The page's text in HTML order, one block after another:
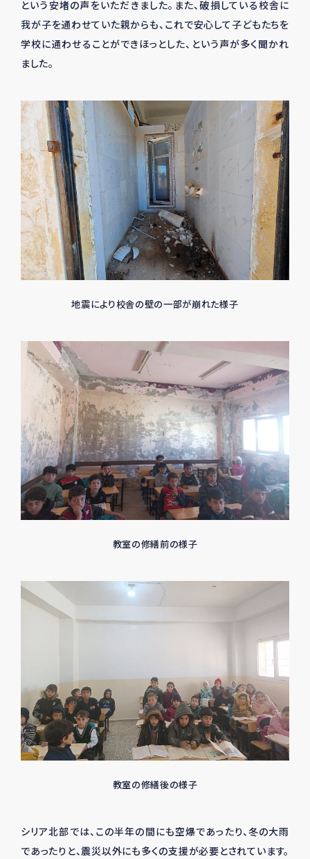
という安堵の声をいただきました。また、破損している校舎に
我が子を通わせていた親からも、これで安心して子どもたちを
学校に通わせることができほっとした、という声が多く聞かれ
ました。
地震により校舎の壁の一部が崩れた様子
教室の修繕前の様子
教室の修繕後の様子
シリア北部では、この半年の間にも空爆であったり、冬の大雨
であったりと、震災以外にも多くの支援が必要とされています。